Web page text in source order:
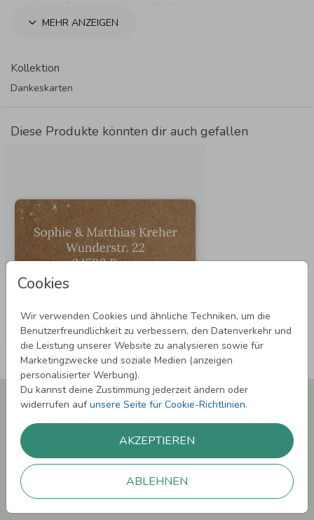
Cookies
Wir verwenden Cookies und ähnliche Techniken, um die
Benutzerfreundlichkeit zu verbessern, den Datenverkehr und
die Leistung unserer Website zu analysieren sowie für
Marketingzwecke und soziale Medien (anzeigen
personalisierter Werbung).
Du kannst deine Zustimmung jederzeit ändern oder
widerrufen aufunsere Seite für Cookie-Richtlinien.
AKZEPTIEREN
ABLEHNEN
MEHR ANZEIGEN
Kollektion
Dankeskarten
Diese Produkte könnten dir auch gefallen
Newsletter abonnieren und 5,00 € Rabatt**
sichern!
Melde Dich zu unserem Newsletter an und bleibe auf dem
Laufenden.